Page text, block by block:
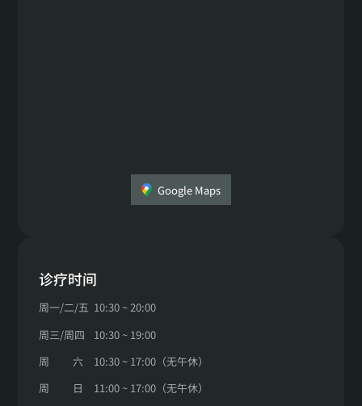
Google Maps
诊疗时间
周一/二/五 10:30 ~ 20:00
周三/周四
10:30 ~ 19:00
周
六
10:30 ~ 17:00（无午休）
周
日
11:00 ~ 17:00（无午休）